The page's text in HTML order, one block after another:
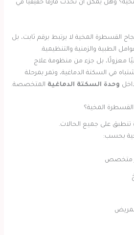
وهل يمكن أن تُحدث فارقًا حقيقيًا في
نجاح القسطرة المخية لا يرتبط برقم ثابت، بل
الطبية والزمنية والتنظيمية.
معزولًا، بل جزء من منظومة علاج
في السكتة الدماغية، وتمر بمرحلة
وحدة السكتة الدماغية المتخصصة.
المخية؟
تنطبق على جميع الحالات.
بحسب:
متخصص